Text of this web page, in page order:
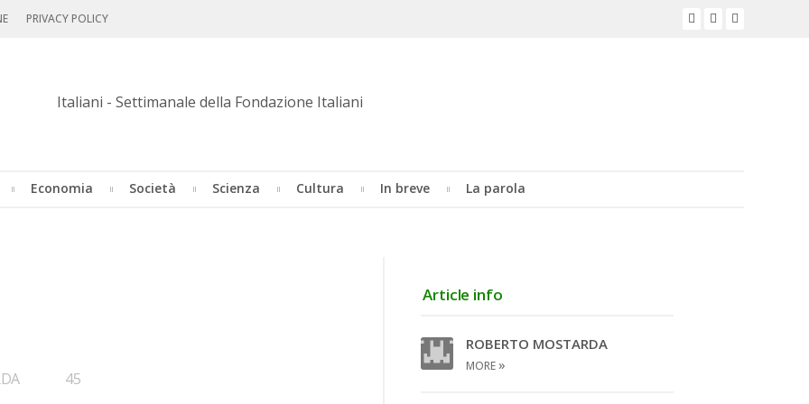
PRIVACY POLICY
Economia Società Scienza Cultura In breve La parola
•45
Article info
ROBERTO MOSTARDA
MORE »